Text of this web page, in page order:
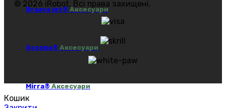
Braava jet® Аксесуари
Scooba® Аксесуари
Mirra®Аксесуари
© 2026 iRobot. Всі права захищені.
Кошик